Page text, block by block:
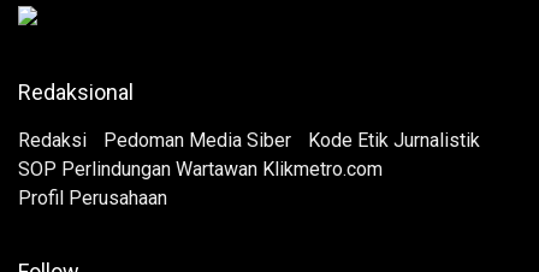
Redaksional
Redaksi Pedoman Media Siber
Kode Etik Jurnalistik
SOP Perlindungan Wartawan Klikmetro.com
Profil Perusahaan